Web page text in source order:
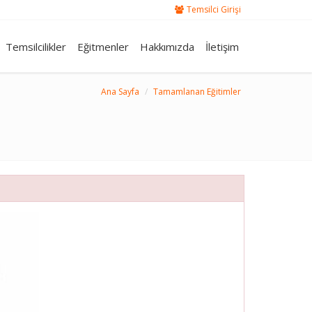
Temsilci Girişi
Temsilcilikler Eğitmenler Hakkımızda İletişim
Ana Sayfa Tamamlanan Eğitimler